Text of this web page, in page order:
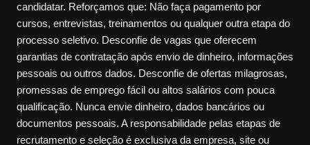
candidatar. Reforçamos que: Não faça pagamento por
cursos, entrevistas, treinamentos ou qualquer outra etapa do
processo seletivo. Desconfie de vagas que oferecem
garantias de contratação após envio de dinheiro, informações
pessoais ou outros dados. Desconfie de ofertas milagrosas,
promessas de emprego fácil ou altos salários com pouca
qualificação. Nunca envie dinheiro, dados bancários ou
documentos pessoais. A responsabilidade pelas etapas de
recrutamento e seleção é exclusiva da empresa, site ou